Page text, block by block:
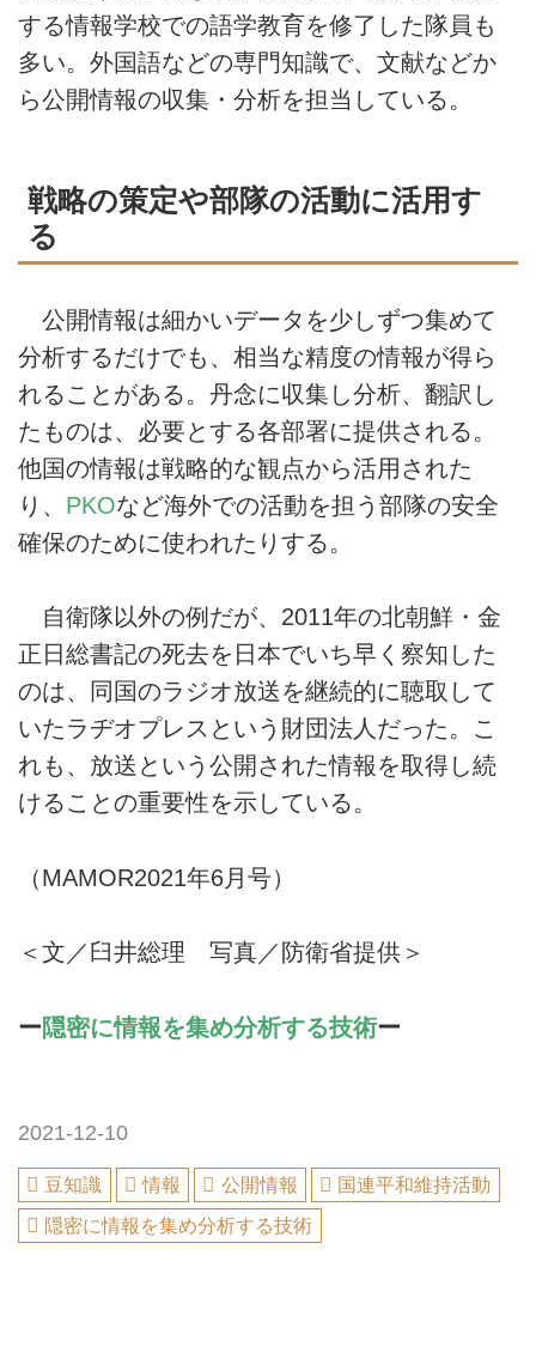
する情報学校での語学教育を修了した隊員も
多い。外国語などの専門知識で、文献などか
ら公開情報の収集・分析を担当している。
戦略の策定や部隊の活動に活用す
る
公開情報は細かいデータを少しずつ集めて
分析するだけでも、相当な精度の情報が得ら
れることがある。丹念に収集し分析、翻訳し
たものは、必要とする各部署に提供される。
他国の情報は戦略的な観点から活用された
り、 PKOなど海外での活動を担う部隊の安全
確保のために使われたりする。
自衛隊以外の例だが、2011年の北朝鮮・金
正日総書記の死去を日本でいち早く察知した
のは、同国のラジオ放送を継続的に聴取して
いたラヂオプレスという財団法人だった。こ
れも、放送という公開された情報を取得し続
けることの重要性を示している。
（MAMOR2021年6月号）
＜文／臼井総理 写真／防衛省提供＞
ー隠密に情報を集め分析する技術ー
2021-12-10
豆知識 情報 公開情報
国連平和維持活動
隠密に情報を集め分析する技術